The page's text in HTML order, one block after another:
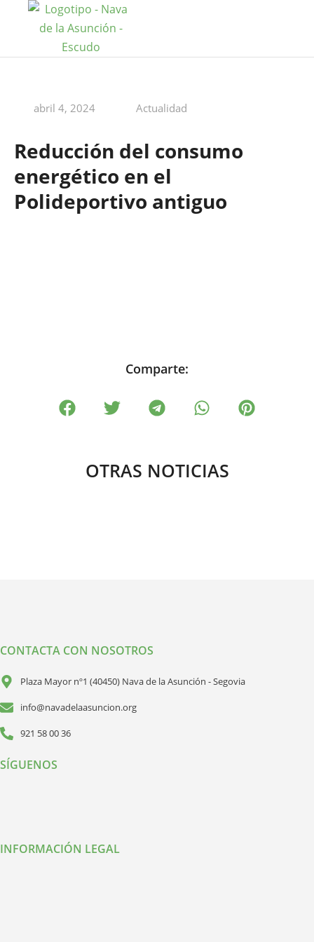
abril 4, 2024 Actualidad
Reducción del consumo
energético en el
Polideportivo antiguo
Comparte:
OTRAS NOTICIAS
CONTACTA CON NOSOTROS
Plaza Mayor nº1 (40450) Nava de la Asunción - Segovia
info@navadelaasuncion.org
921 58 00 36
SÍGUENOS
INFORMACIÓN LEGAL